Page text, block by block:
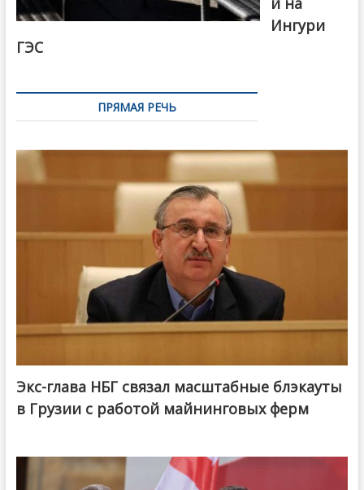
Ингури
ГЭС
ПРЯМАЯ РЕЧЬ
Экс-глава НБГ связал масштабные блэкауты
в Грузии с работой майнинговых ферм